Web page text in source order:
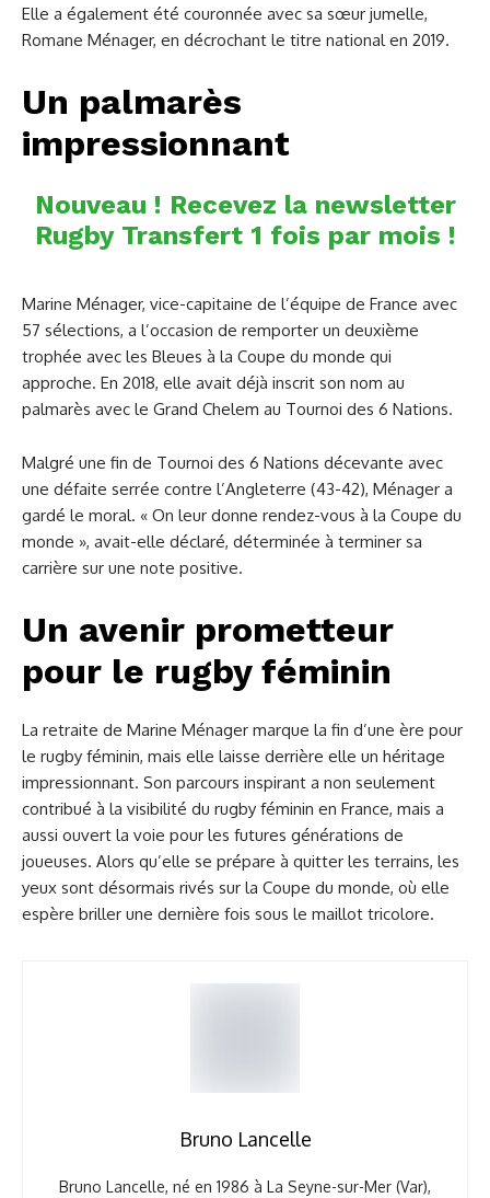
Elle a également été couronnée avec sa sœur jumelle,
Romane Ménager, en décrochant le titre national en 2019.
Un palmarès
impressionnant
Nouveau ! Recevez la newsletter
Rugby Transfert 1 fois par mois !
Marine Ménager, vice-capitaine de l’équipe de France avec
57 sélections, a l’occasion de remporter un deuxième
trophée avec les Bleues à la Coupe du monde qui
approche. En 2018, elle avait déjà inscrit son nom au
palmarès avec le Grand Chelem au Tournoi des 6 Nations.
Malgré une fin de Tournoi des 6 Nations décevante avec
une défaite serrée contre l’Angleterre (43-42), Ménager a
gardé le moral. « On leur donne rendez-vous à la Coupe du
monde », avait-elle déclaré, déterminée à terminer sa
carrière sur une note positive.
Un avenir prometteur
pour le rugby féminin
La retraite de Marine Ménager marque la fin d’une ère pour
le rugby féminin, mais elle laisse derrière elle un héritage
impressionnant. Son parcours inspirant a non seulement
contribué à la visibilité du rugby féminin en France, mais a
aussi ouvert la voie pour les futures générations de
joueuses. Alors qu’elle se prépare à quitter les terrains, les
yeux sont désormais rivés sur la Coupe du monde, où elle
espère briller une dernière fois sous le maillot tricolore.
Bruno Lancelle
Bruno Lancelle, né en 1986 à La Seyne-sur-Mer (Var),